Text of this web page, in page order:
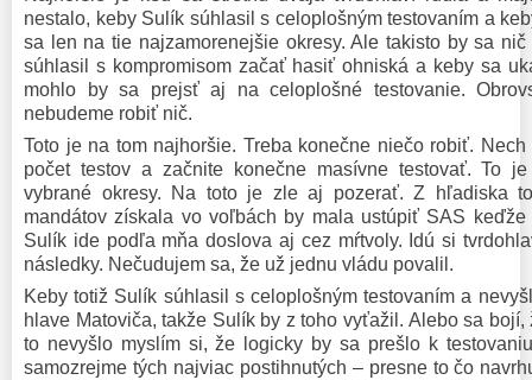
nestalo, keby Sulík súhlasil s celoplošným testovaním a
sa len na tie najzamorenejšie okresy. Ale takisto by sa
súhlasil s kompromisom začať hasiť ohniská a keby sa
mohlo by sa prejsť aj na celoplošné testovanie.
nebudeme robiť nič.
Toto je na tom najhoršie. Treba konečne niečo robiť.
počet testov a začnite konečne masívne testovať. To
vybrané okresy. Na toto je zle aj pozerať. Z hľadiska
mandátov získala vo voľbách by mala ustúpiť SAS keďže
Sulík ide podľa mňa doslova aj cez mŕtvoly. Idú si
následky. Nečudujem sa, že už jednu vládu povalil.
Keby totiž Sulík súhlasil s celoplošným testovaním a
hlave Matoviča, takže Sulík by z toho vyťažil. Alebo sa
to nevyšlo myslím si, že logicky by sa prešlo k
samozrejme tých najviac postihnutých – presne to čo